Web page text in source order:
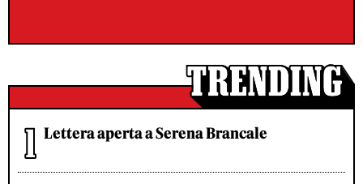
Lettera aperta a Serena Brancale